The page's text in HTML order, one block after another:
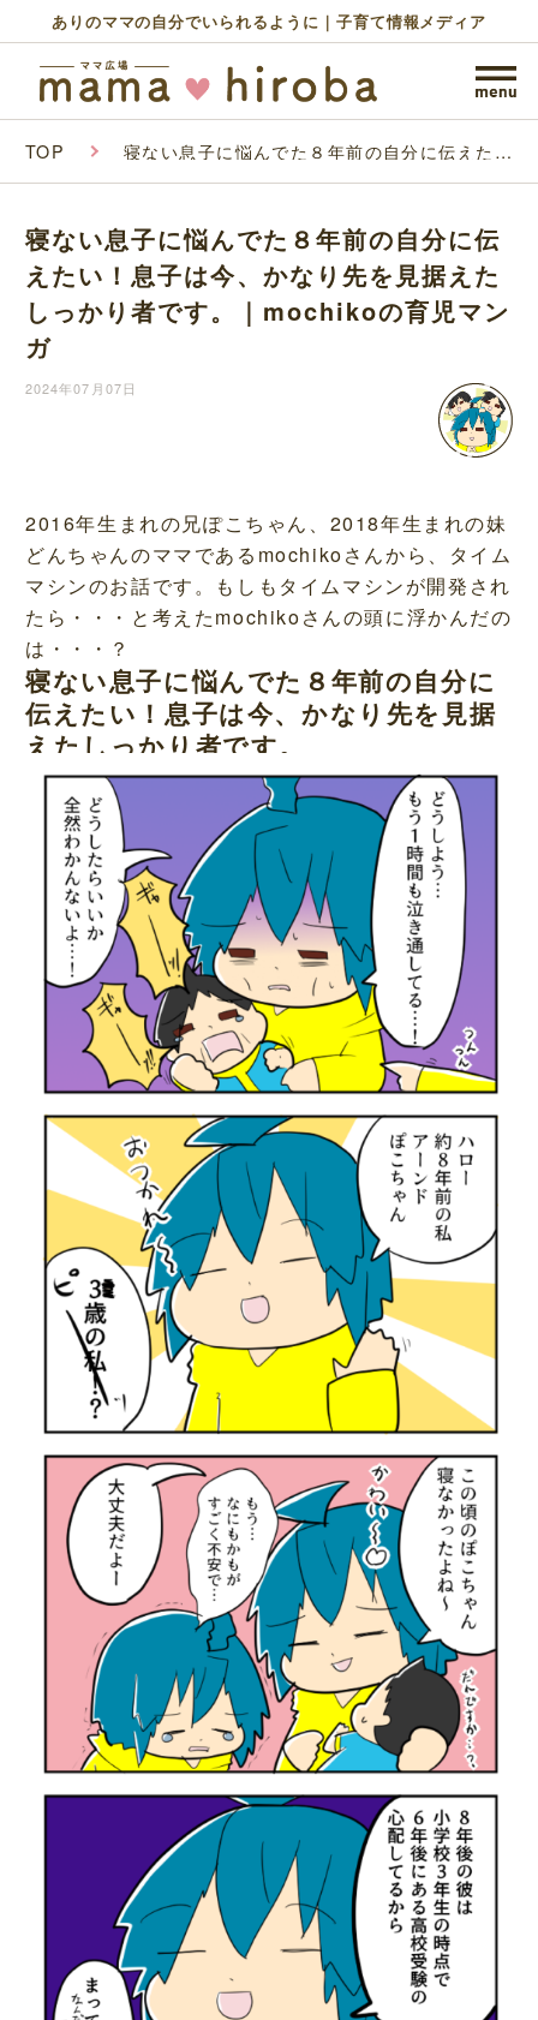
ありのママの自分でいられるように｜子育て情報メディア
TOP 寝ない息子に悩んでた８年前の自分に伝えた
です。｜mochikoの育児マンガ
寝ない息子に悩んでた８年前の自分に伝
えたい！息子は今、かなり先を見据えた
しっかり者です。｜mochikoの育児マン
ガ
2024年07月07日
2016年生まれの兄ぽこちゃん、2018年生まれの妹
どんちゃんのママであるmochikoさんから、タイム
マシンのお話です。もしもタイムマシンが開発され
たら・・・と考えたmochikoさんの頭に浮かんだの
は・・・？
寝ない息子に悩んでた８年前の自分に
伝えたい！息子は今、かなり先を見据
えたしっかり者です。